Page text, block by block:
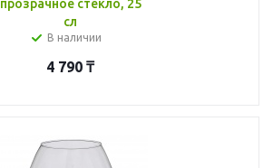
прозрачное стекло, 25
сл
В наличии
4 790 ₸